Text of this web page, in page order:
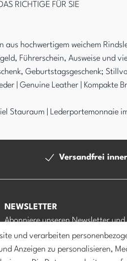
RICHTIGE FÜR SIE
aus hochwertigem weichem
Führerschein, Ausweise und
Geburtstagsgeschenk;
| Genuine Leather | Kompakte
Stauraum | Lederportemonnaie
Versandfrei
NEWSLETTER
Abonniere unseren Newsletter
regelmäßige Informationen über
Angebote und vieles mehr
und verarbeiten
Anzeigen zu personalisieren,